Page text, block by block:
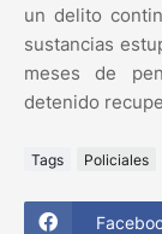
un delito
sustancias
meses de
detenido
Tags Policiales